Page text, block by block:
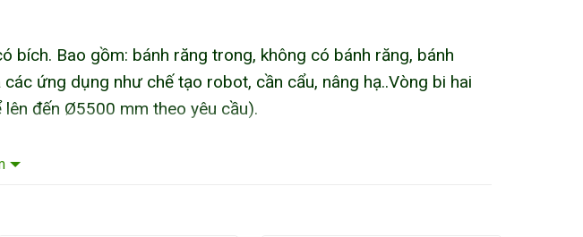
bích. Bao gồm: bánh răng trong, không có bánh răng, bánh
ứng dụng như chế tạo robot, cần cẩu, nâng hạ..Vòng bi hai
đến Ø5500 mm theo yêu cầu).